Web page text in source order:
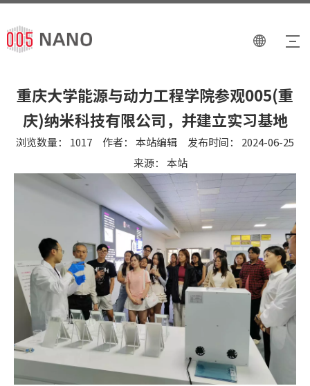
重庆大学能源与动力工程学院参观005(重
庆)纳米科技有限公司，并建立实习基地
浏览数量： 1017 作者： 本站编辑 发布时间： 2024-06-25
来源： 本站